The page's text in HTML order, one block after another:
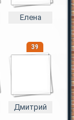
Елена
39
Дмитрий